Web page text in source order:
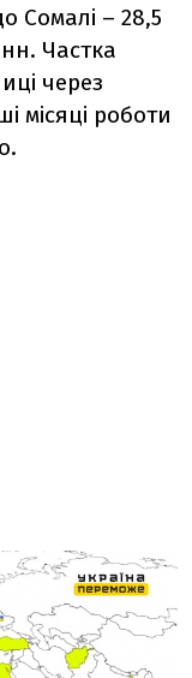
Сомалі – 28,5
Частка
через
місяці роботи